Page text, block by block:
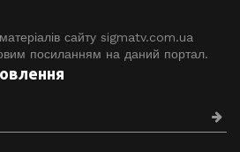
сайту sigmatv.com.ua
посиланням на даний портал.